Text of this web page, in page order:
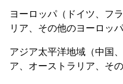
ヨーロッパ（ドイツ、フ
リア、その他のヨーロッパ
アジア太平洋地域（中国
ア、オーストラリア、そ